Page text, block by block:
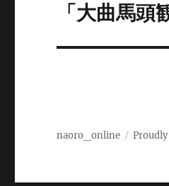
Next
「大曲馬頭
naoro_online